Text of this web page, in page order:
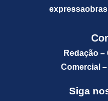
Redação –
Comercial –
Siga